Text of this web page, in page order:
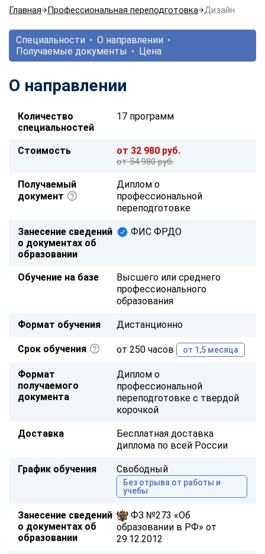
Главная Профессиональная переподготовка Дизайн
Специальности
О направлении
Получаемые документы
Цена
О направлении
Количество
специальностей
17 программ
Стоимость от 32 980 руб.
от 54 980 руб.
Получаемый
документ
Диплом о
профессиональной
переподготовке
Занесение сведений
о документах об
образовании
ФИС ФРДО
Обучение на базе
Высшего или среднего
профессионального
образования
Формат обучения Дистанционно
Срок обучения от 250 часов от 1,5 месяца
Формат
получаемого
документа
Диплом о
профессиональной
переподготовке с твердой
корочкой
Доставка
Бесплатная доставка
диплома по всей России
График обучения Свободный
Без отрыва от работы и
учебы
Занесение сведений
о документах об
образовании
ФЗ №273 «Об
образовании в РФ» от
29.12.2012